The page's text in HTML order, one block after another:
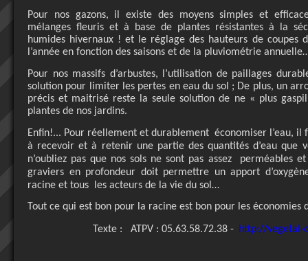
Pour nos gazons, il existe des moyens simples et
mélanges fleuris et à base de plantes résistantes à la
humides hivernaux ! et le réglage des hauteurs de coupes
l’année en fonction des saisons et de la pluviométrie
Pour nos massifs d’arbustes, l’utilisation de paillages
solution pour limiter les pertes en eau du sol ; De plus, un
précis et maitrisé reste la seule solution de ne « plus
plantes de nos jardins.
Enfin!... Pour réellement et durablement économiser l’eau, il
à recevoir et à retenir une partie des quantités d’eau que
n’oubliez pas que nos sols ne sont pas assez
perméables
graviers en profondeur doit permettre un apport
racine et tous
les acteurs de la vie du sol…
Tout ce qui est bon pour la racine est bon pour les économies
Texte : ATPV : 05.63.58.72.38 - http://vegetal-